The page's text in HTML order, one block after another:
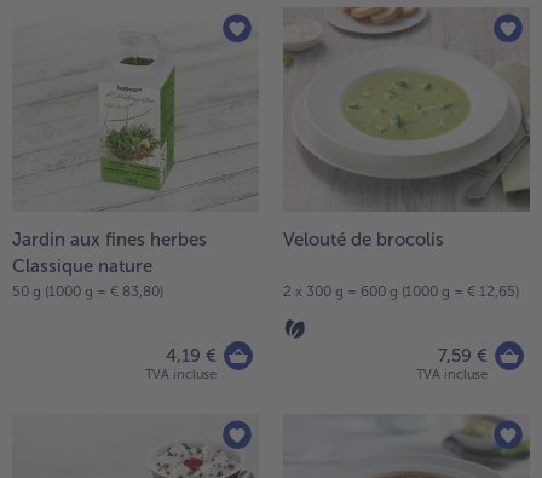
Jardin aux fines herbes
Classique nature
50 g (1000 g = € 83,80)
4,19 €
TVA incluse
Velouté de brocolis
2 x 300 g = 600 g (1000 g = € 12,65)
7,59 €
TVA incluse